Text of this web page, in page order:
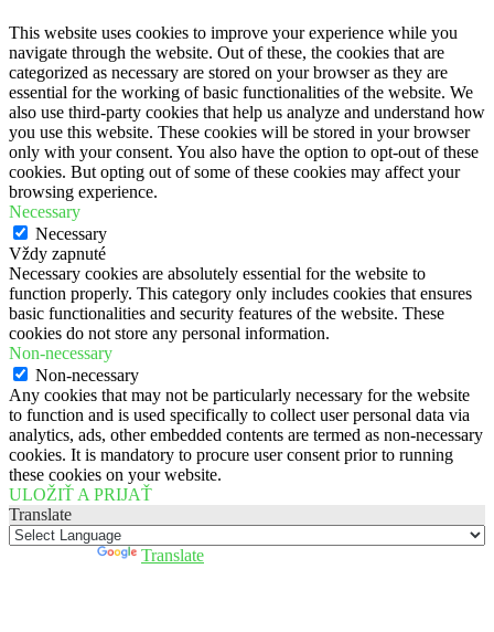
This website uses cookies to improve your experience while you
navigate through the website. Out of these, the cookies that are
categorized as necessary are stored on your browser as they are
essential for the working of basic functionalities of the website. We
also use third-party cookies that help us analyze and understand how
you use this website. These cookies will be stored in your browser
only with your consent. You also have the option to opt-out of these
cookies. But opting out of some of these cookies may affect your
browsing experience.
Necessary
Necessary
Vždy zapnuté
Necessary cookies are absolutely essential for the website to
function properly. This category only includes cookies that ensures
basic functionalities and security features of the website. These
cookies do not store any personal information.
Non-necessary
Non-necessary
Any cookies that may not be particularly necessary for the website
to function and is used specifically to collect user personal data via
analytics, ads, other embedded contents are termed as non-necessary
cookies. It is mandatory to procure user consent prior to running
these cookies on your website.
ULOŽIŤ A PRIJAŤ
Translate
Translate